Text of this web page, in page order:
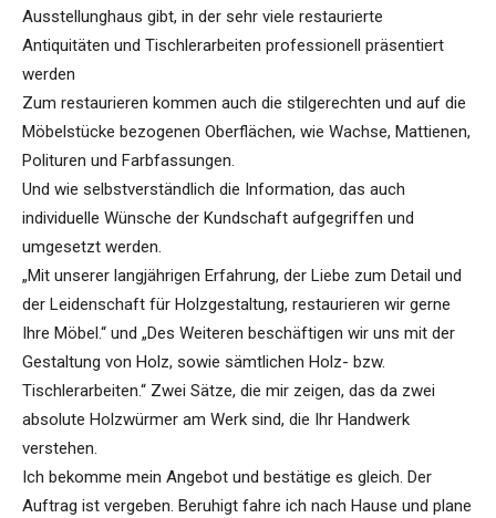
Ausstellunghaus gibt, in der sehr viele restaurierte
Antiquitäten und Tischlerarbeiten professionell präsentiert
werden
Zum restaurieren kommen auch die stilgerechten und auf die
Möbelstücke bezogenen Oberflächen, wie Wachse, Mattienen,
Polituren und Farbfassungen.
Und wie selbstverständlich die Information, das auch
individuelle Wünsche der Kundschaft aufgegriffen und
umgesetzt werden.
„Mit unserer langjährigen Erfahrung, der Liebe zum Detail und
der Leidenschaft für Holzgestaltung, restaurieren wir gerne
Ihre Möbel.“ und „Des Weiteren beschäftigen wir uns mit der
Gestaltung von Holz, sowie sämtlichen Holz- bzw.
Tischlerarbeiten.“ Zwei Sätze, die mir zeigen, das da zwei
absolute Holzwürmer am Werk sind, die Ihr Handwerk
verstehen.
Ich bekomme mein Angebot und bestätige es gleich. Der
Auftrag ist vergeben. Beruhigt fahre ich nach Hause und plane